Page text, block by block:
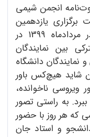
پیرو دعوت‌نامه انجمن شیمی
برگزاری یازدهمین
کنفرانس آموزش شیمی ایران در مردادماه 1399 در
بین نمایندگان
دانشگاه
شاید هیچ‌کس باور
ناخوانده،
به راستی تصور
که هر روز با حضور
و استاد جان